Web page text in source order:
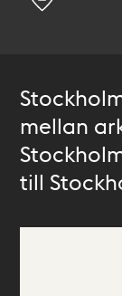
mellan
till